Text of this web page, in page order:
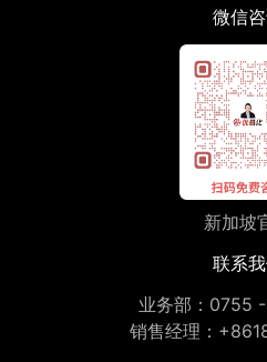
微信
新加坡
联系
业务部： 0755
销售经理：